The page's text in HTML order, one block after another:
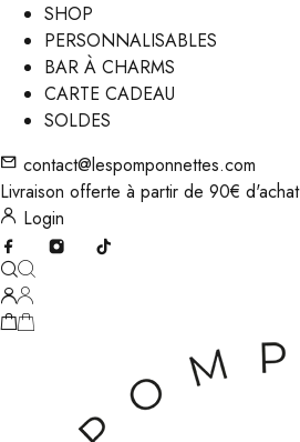
SHOP
PERSONNALISABLES
BAR À CHARMS
CARTE CADEAU
SOLDES
contact@lespomponnettes.com
Livraison offerte à partir de 90€ d'achat
Login